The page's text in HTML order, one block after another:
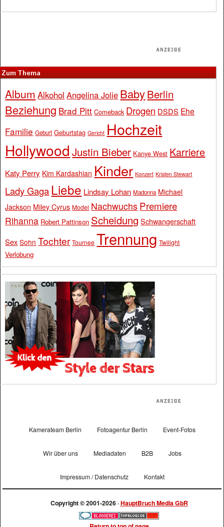
Zum Thema
Album Alkohol Angelina Jolie BabyBerlin
Beziehung Brad Pitt Comeback Drogen DSDS Ehe
Familie Geburt Geburtstag Gericht Hochzeit
Hollywood Justin Bieber Kanye West Karriere
Katy Perry Kim Kardashian Kinder Konzert Kristen Stewart
Lady Gaga Liebe Lindsay Lohan Madonna Michael
Jackson Miley Cyrus Model Nachwuchs Premiere
Rihanna Robert Pattinson Scheidung Schwangerschaft
Sex Sohn Tochter Tournee Trennung Twilight
Verlobung
Kamerateam Berlin Fotoagentur Berlin Event-Fotos
Wir über uns Mediadaten B2B Jobs
Impressum / Datenschutz Kontakt
Copyright © 2001-2026 ·HauptBruch Media GbR